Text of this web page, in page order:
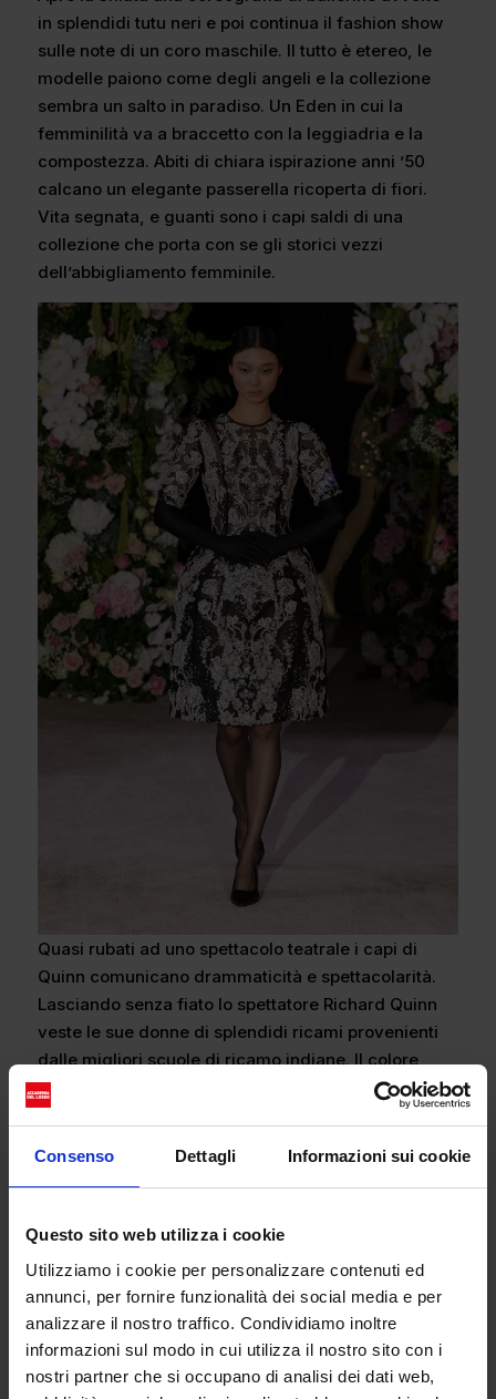
Consenso Dettagli Informazioni sui cookie
Questo sito web utilizza i cookie
Utilizziamo i cookie per personalizzare contenuti ed
annunci, per fornire funzionalità dei social media e per
analizzare il nostro traffico. Condividiamo inoltre
informazioni sul modo in cui utilizza il nostro sito con i
nostri partner che si occupano di analisi dei dati web,
in splendidi tutu neri e poi continua il fashion show
sulle note di un coro maschile. Il tutto è etereo, le
modelle paiono come degli angeli e la collezione
sembra un salto in paradiso. Un Eden in cui la
femminilità va a braccetto con la leggiadria e la
compostezza. Abiti di chiara ispirazione anni ’50
calcano un elegante passerella ricoperta di fiori.
Vita segnata, e guanti sono i capi saldi di una
collezione che porta con se gli storici vezzi
dell’abbigliamento femminile.
Quasi rubati ad uno spettacolo teatrale i capi di
Quinn comunicano drammaticità e spettacolarità.
Lasciando senza fiato lo spettatore Richard Quinn
veste le sue donne di splendidi ricami provenienti
dalle migliori scuole di ricamo indiane. Il colore
centrale è senza dubbio il bianco. Puro e vergine di
ogni contaminazione il total withe di Quinn è
coprono le mani delle modelle celandole in un aria